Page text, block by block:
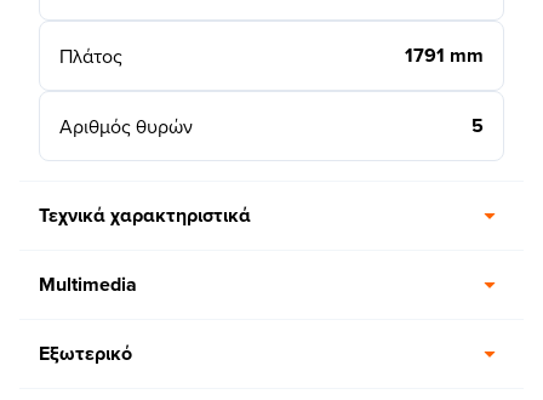
Πλάτος 1791 mm
Αριθμός θυρών 5
Τεχνικά χαρακτηριστικά
Multimedia
Εξωτερικό